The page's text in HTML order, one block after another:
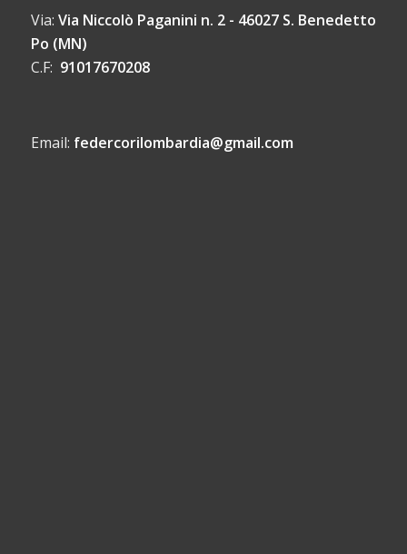
Via: Via Niccolò Paganini n. 2 - 46027 S. Benedetto
Po (MN)
C.F: 91017670208
Email: federcorilombardia@gmail.com